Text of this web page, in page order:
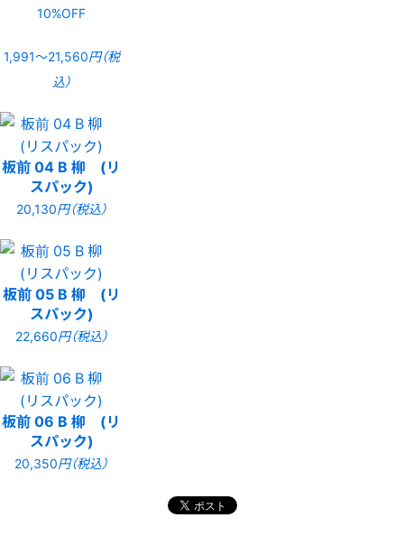
10%OFF
1,991〜21,560円（税
込）
板前 04 B 柳 (リ
スパック)
20,130円（税込）
板前 05 B 柳 (リ
スパック)
22,660円（税込）
板前 06 B 柳 (リ
スパック)
20,350円（税込）